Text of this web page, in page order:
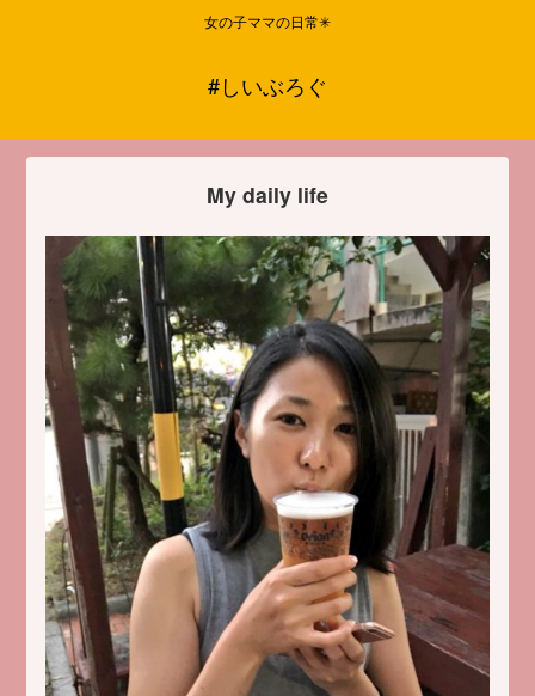
女の子ママの日常✳︎
#しいぶろぐ
My daily life